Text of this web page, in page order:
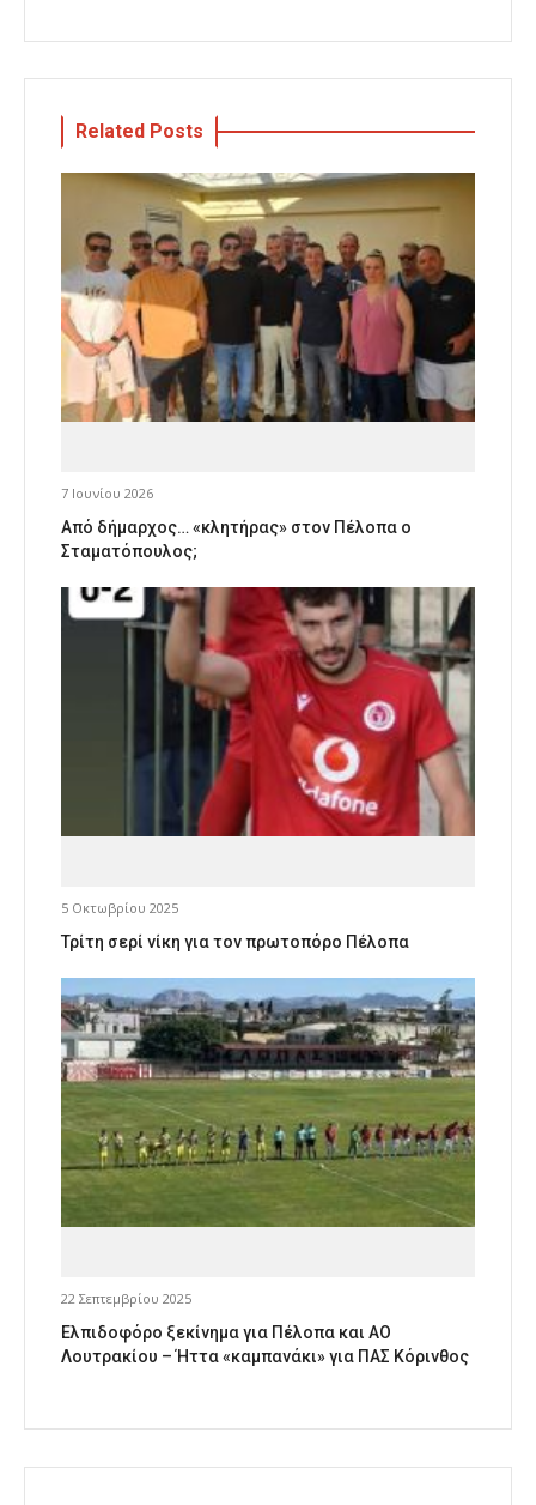
Related Posts
7 Ιουνίου 2026
Από δήμαρχος… «κλητήρας» στον Πέλοπα ο
Σταματόπουλος;
5 Οκτωβρίου 2025
Τρίτη σερί νίκη για τον πρωτοπόρο Πέλοπα
22 Σεπτεμβρίου 2025
Ελπιδοφόρο ξεκίνημα για Πέλοπα και ΑΟ
Λουτρακίου – Ήττα «καμπανάκι» για ΠΑΣ Κόρινθος